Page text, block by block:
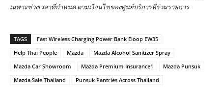
เฉพาะช่วงเวลาที่กำหนด ตามเงื่อนไขของศูนย์บริการที่ร่วมรายการ
TAGS
Fast Wireless Charging Power Bank Eloop EW35
Help Thai People
Mazda
Mazda Alcohol Sanitizer Spray
Mazda Car Showroom
Mazda Premium Insurance1
Mazda Punsuk
Mazda Sale Thailand
Punsuk Pantries Across Thailand